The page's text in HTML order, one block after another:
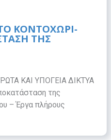
ΚΟΝΤΟΧΩΡΙ-
ΤΗΣ
ΚΑΙ ΥΠΟΓΕΙΑ ΔΙΚΤΥΑ
της
– Έργα πλήρους